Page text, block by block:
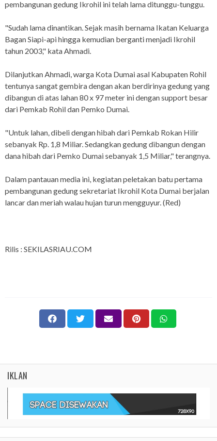
pembangunan gedung Ikrohil ini telah lama ditunggu-tunggu.
"Sudah lama dinantikan. Sejak masih bernama Ikatan Keluarga
Bagan Siapi-api hingga kemudian berganti menjadi Ikrohil
tahun 2003," kata Ahmadi.
Dilanjutkan Ahmadi, warga Kota Dumai asal Kabupaten Rohil
tentunya sangat gembira dengan akan berdirinya gedung yang
dibangun di atas lahan 80 x 97 meter ini dengan support besar
dari Pemkab Rohil dan Pemko Dumai.
"Untuk lahan, dibeli dengan hibah dari Pemkab Rokan Hilir
sebanyak Rp. 1,8 Miliar. Sedangkan gedung dibangun dengan
dana hibah dari Pemko Dumai sebanyak 1,5 Miliar," terangnya.
Dalam pantauan media ini, kegiatan peletakan batu pertama
pembangunan gedung sekretariat Ikrohil Kota Dumai berjalan
lancar dan meriah walau hujan turun mengguyur. (Red)
Rilis : SEKILASRIAU.COM
IKLAN